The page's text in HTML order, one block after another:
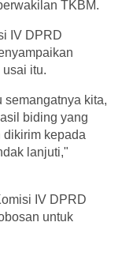
TKBM.
IV DPRD
itu.
kita,
biding yang
kepada
lanjuti,"
IV DPRD
untuk